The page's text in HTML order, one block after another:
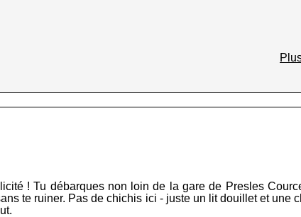
! Tu débarques non loin de la gare de Presles
te ruiner. Pas de chichis ici - juste un lit douillet et une